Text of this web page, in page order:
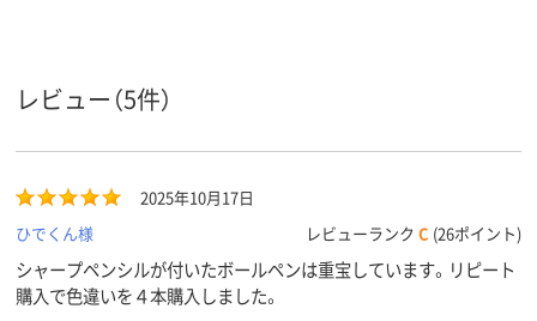
商品環境
レビュー（5件）
2025年10月17日
ひでくん様
レビューランク C (26ポイント)
シャープペンシルが付いたボールペンは重宝しています。リピート
購入で色違いを４本購入しました。